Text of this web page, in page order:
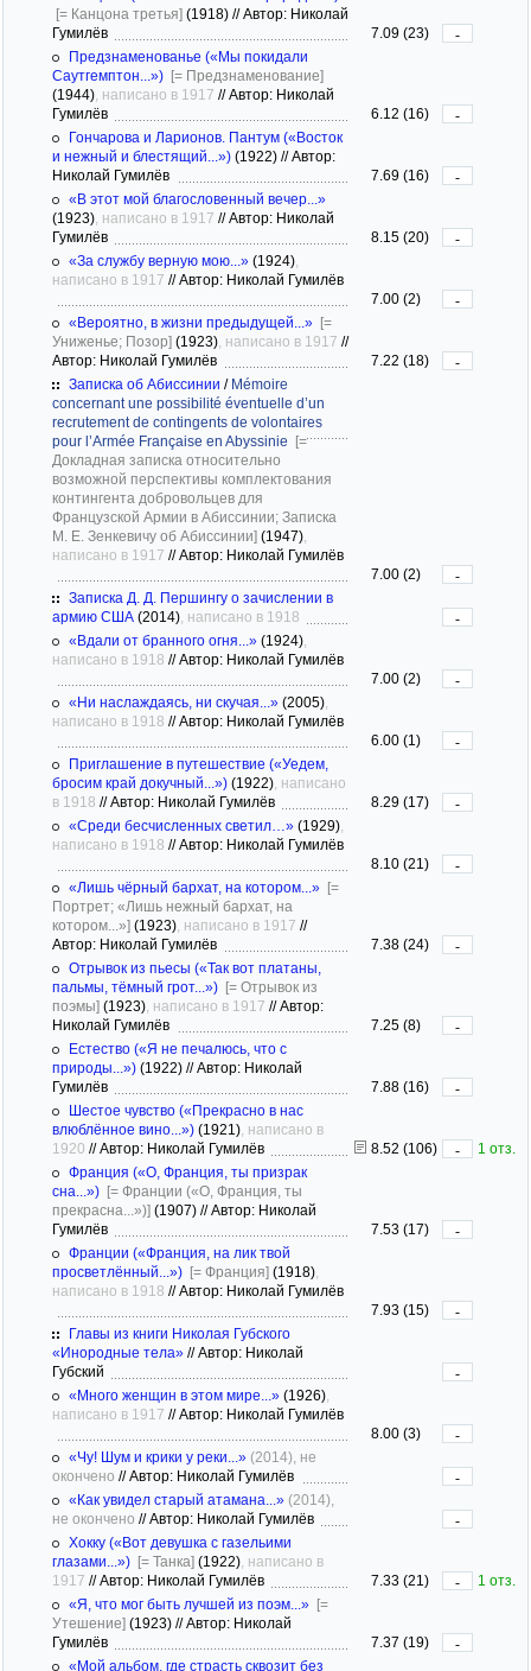
[= Канцона третья] (1918) //Автор: Николай
Гумилёв
7.09 (23)
-
Предзнаменованье («Мы покидали
Саутгемптон...») [= Предзнаменование]
(1944) , написано в 1917 //Автор: Николай
Гумилёв
6.12 (16)
-
Гончарова и Ларионов. Пантум («Восток
и нежный и блестящий...») (1922) //Автор:
Николай Гумилёв
7.69 (16)
-
«В этот мой благословенный вечер...»
(1923) , написано в 1917 //Автор: Николай
Гумилёв
8.15 (20)
-
«За службу верную мою...» (1924)
написано в 1917 //Автор: Николай Гумилёв
7.00 (2)
-
«Вероятно, в жизни предыдущей...» [=
Униженье; Позор] (1923) , написано в 1917 //
Автор: Николай Гумилёв
7.22 (18)
-
Записка об Абиссинии / Mémoire
concernant une possibilité éventuelle d’un
recrutement de contingents de volontaires
pour l’Armée Française en Abyssinie [=
Докладная записка относительно
возможной перспективы комплектования
контингента добровольцев для
Французской Армии в Абиссинии; Записка
М. Е. Зенкевичу об Абиссинии] (1947)
написано в 1917 //Автор: Николай Гумилёв
7.00 (2)
-
Записка Д. Д. Першингу о зачислении в
армию США (2014) , написано в 1918
-
«Вдали от бранного огня...» (1924)
написано в 1918 //Автор: Николай Гумилёв
7.00 (2)
-
«Ни наслаждаясь, ни скучая...» (2005)
написано в 1918 //Автор: Николай Гумилёв
6.00 (1)
-
Приглашение в путешествие («Уедем,
бросим край докучный...») (1922) , написано
в 1918 //Автор: Николай Гумилёв 8.29 (17)
-
«Среди бесчисленных светил…» (1929)
написано в 1918 //Автор: Николай Гумилёв
8.10 (21)
-
«Лишь чёрный бархат, на котором...» [=
Портрет; «Лишь нежный бархат, на
котором...»] (1923) , написано в 1917 //
Автор: Николай Гумилёв
7.38 (24)
-
Отрывок из пьесы («Так вот платаны,
пальмы, тёмный грот...») [= Отрывок из
поэмы] (1923) , написано в 1917 //Автор:
Николай Гумилёв
7.25 (8)
-
Естество («Я не печалюсь, что с
природы...») (1922) //Автор: Николай
Гумилёв
7.88 (16)
-
Шестое чувство («Прекрасно в нас
влюблённое вино...») (1921) , написано в
1920 //Автор: Николай Гумилёв 8.52 (106) -
1 отз.
Франция («О, Франция, ты призрак
сна...») [= Франции («О, Франция, ты
прекрасна...»)] (1907) //Автор: Николай
Гумилёв
7.53 (17)
-
Франции («Франция, на лик твой
просветлённый...») [= Франция] (1918)
написано в 1918 //Автор: Николай Гумилёв
7.93 (15)
-
Главы из книги Николая Губского
«Инородные тела» //Автор: Николай
Губский
-
«Много женщин в этом мире...» (1926)
написано в 1917 //Автор: Николай Гумилёв
8.00 (3)
-
«Чу! Шум и крики у реки...» (2014), не
окончено //Автор: Николай Гумилёв
-
«Как увидел старый атамана...» (2014),
не окончено //Автор: Николай Гумилёв
-
Хокку («Вот девушка с газельими
глазами...») [= Танка] (1922) , написано в
1917 //Автор: Николай Гумилёв 7.33 (21) -
1 отз.
«Я, что мог быть лучшей из поэм...» [=
Утешение] (1923) //Автор: Николай
Гумилёв
7.37 (19)
-
«Мой альбом, где страсть сквозит без